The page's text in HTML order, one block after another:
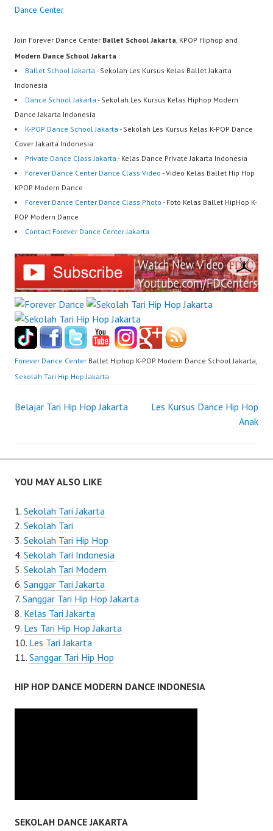
Dance Center
Join Forever Dance Center Ballet School Jakarta, KPOP Hiphop and
Modern Dance School Jakarta :
Ballet School Jakarta - Sekolah Les Kursus Kelas Ballet Jakarta
Indonesia
Dance School Jakarta - Sekolah Les Kursus Kelas Hiphop Modern
Dance Jakarta Indonesia
K-POP Dance School Jakarta - Sekolah Les Kursus Kelas K-POP Dance
Cover Jakarta Indonesia
Private Dance Class Jakarta - Kelas Dance Private Jakarta Indonesia
Forever Dance Center Dance Class Video - Video Kelas Ballet Hip Hop
KPOP Modern Dance
Forever Dance Center Dance Class Photo - Foto Kelas Ballet HipHop K-
POP Modern Dance
Contact Forever Dance Center Jakarta
Forever Dance Center Ballet Hiphop K-POP Modern Dance School Jakarta,
Sekolah Tari Hip Hop Jakarta
Post
Belajar Tari Hip Hop Jakarta
Les Kursus Dance Hip Hop
Anak
YOU MAY ALSO LIKE
Sekolah Tari Jakarta
Sekolah Tari
Sekolah Tari Hip Hop
Sekolah Tari Indonesia
Sekolah Tari Modern
Sanggar Tari Jakarta
Sanggar Tari Hip Hop Jakarta
Kelas Tari Jakarta
Les Tari Hip Hop Jakarta
Les Tari Jakarta
Sanggar Tari Hip Hop
HIP HOP DANCE MODERN DANCE INDONESIA
SEKOLAH DANCE JAKARTA